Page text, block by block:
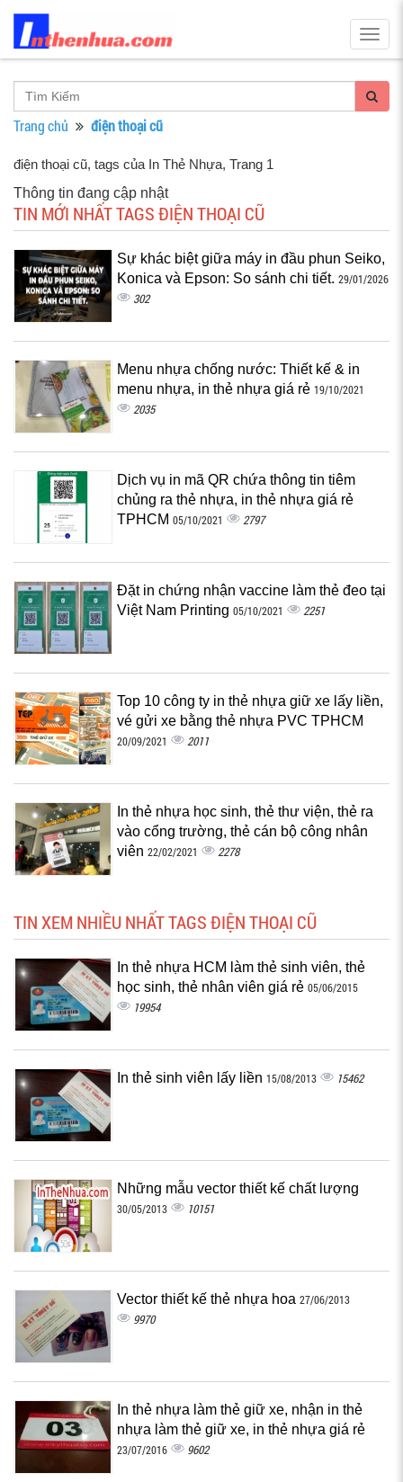
Trang chủ điện thoại cũ
điện thoại cũ, tags của In Thẻ Nhựa, Trang 1
Thông tin đang cập nhật
TIN MỚI NHẤT TAGS ĐIỆN THOẠI CŨ
Sự khác biệt giữa máy in đầu phun Seiko,
Konica và Epson: So sánh chi tiết. 29/01/2026
302
Menu nhựa chống nước: Thiết kế & in
menu nhựa, in thẻ nhựa giá rẻ 19/10/2021
2035
Dịch vụ in mã QR chứa thông tin tiêm
chủng ra thẻ nhựa, in thẻ nhựa giá rẻ
TPHCM 05/10/2021 2797
Đặt in chứng nhận vaccine làm thẻ đeo tại
Việt Nam Printing 05/10/2021 2251
Top 10 công ty in thẻ nhựa giữ xe lấy liền,
vé gửi xe bằng thẻ nhựa PVC TPHCM
20/09/2021 2011
In thẻ nhựa học sinh, thẻ thư viện, thẻ ra
vào cổng trường, thẻ cán bộ công nhân
viên 22/02/2021 2278
TIN XEM NHIỀU NHẤT TAGS ĐIỆN THOẠI CŨ
In thẻ nhựa HCM làm thẻ sinh viên, thẻ
học sinh, thẻ nhân viên giá rẻ 05/06/2015
19954
In thẻ sinh viên lấy liền 15/08/2013 15462
Những mẫu vector thiết kế chất lượng
30/05/2013 10151
Vector thiết kế thẻ nhựa hoa 27/06/2013
9970
In thẻ nhựa làm thẻ giữ xe, nhận in thẻ
nhựa làm thẻ giữ xe, in thẻ nhựa giá rẻ
23/07/2016 9602